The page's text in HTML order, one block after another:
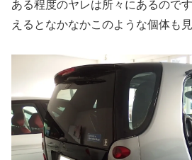
ある程度のヤレは所々にあるので
えるとなかなかこのような個体も